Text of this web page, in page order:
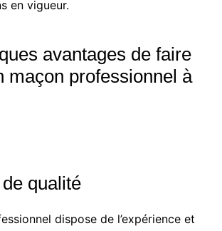
en vigueur.
avantages de faire
maçon professionnel à
qualité
dispose de l’expérience et